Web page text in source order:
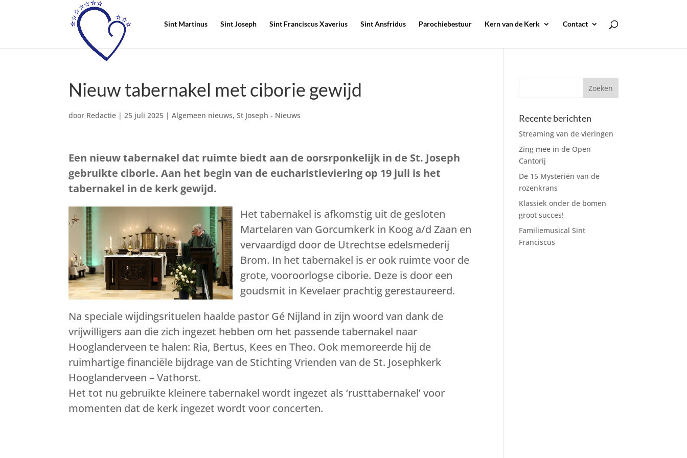
Sint Martinus Sint Joseph Sint Franciscus Xaverius Sint Ansfridus Parochiebestuur Kern van de Kerk Contact
Nieuw tabernakel met ciborie gewijd
door Redactie |25 juli 2025 |Algemeen nieuws,St Joseph - Nieuws
Een nieuw tabernakel dat ruimte biedt aan de oorsrponkelijk in de St. Joseph
gebruikte ciborie. Aan het begin van de eucharistieviering op 19 juli is het
tabernakel in de kerk gewijd.
Het tabernakel is afkomstig uit de gesloten
Martelaren van Gorcumkerk in Koog a/d Zaan en
vervaardigd door de Utrechtse edelsmederij
Brom. In het tabernakel is er ook ruimte voor de
grote, vooroorlogse ciborie. Deze is door een
goudsmit in Kevelaer prachtig gerestaureerd.
Na speciale wijdingsrituelen haalde pastor Gé Nijland in zijn woord van dank de
vrijwilligers aan die zich ingezet hebben om het passende tabernakel naar
Hooglanderveen te halen: Ria, Bertus, Kees en Theo. Ook memoreerde hij de
ruimhartige financiële bijdrage van de Stichting Vrienden van de St. Josephkerk
Hooglanderveen – Vathorst.
Het tot nu gebruikte kleinere tabernakel wordt ingezet als ‘rusttabernakel’ voor
momenten dat de kerk ingezet wordt voor concerten.
Recente berichten
Streaming van de vieringen
Zing mee in de Open
Cantorij
De 15 Mysteriën van de
rozenkrans
Klassiek onder de bomen
groot succes!
Familiemusical Sint
Franciscus